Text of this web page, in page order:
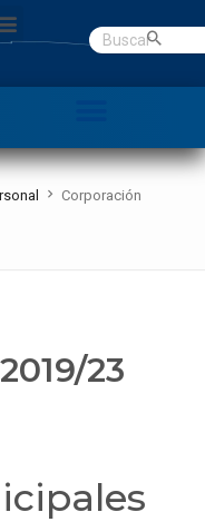
Corporación
23